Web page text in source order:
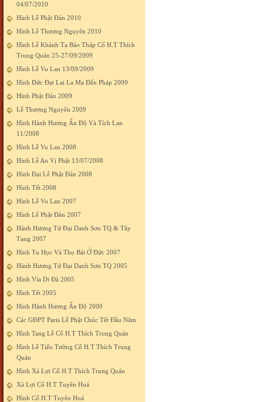
04/07/2010
Hình Lễ Phật Đản 2010
Hình Lễ Thượng Nguyên 2010
Hình Lễ Khánh Tạ Bảo Tháp Cố H.T Thích
Trung Quán 25-27/09/2009
Hình Lễ Vu Lan 13/09/2009
Hình Đức Đạt Lai La Ma Đến Pháp 2009
Hình Phật Đản 2009
Lễ Thượng Nguyên 2009
Hình Hành Hương Ấn Độ Và Tích Lan
11/2008
Hình Lễ Vu Lan 2008
Hình Lễ An Vị Phật 13/07/2008
Hình Đại Lễ Phật Đản 2008
Hình Tết 2008
Hình Lễ Vu Lan 2007
Hình Lễ Phật Đản 2007
Hành Hương Tứ Đại Danh Sơn TQ & Tây
Tạng 2007
Hình Tu Học Và Thọ Bát Ở Đức 2007
Hành Hương Tứ Đại Danh Sơn TQ 2005
Hình Vía Di Đà 2005
Hình Tết 2005
Hình Hành Hương Ấn Độ 2000
Các GĐPT Paris Lễ Phật Chúc Tết Đầu Năm
Hình Tang Lễ Cố H.T Thích Trung Quán
Hình Lễ Tiểu Tường Cố H.T Thích Trung
Quán
Hình Xá Lợi Cố H.T Thích Trung Quán
Xá Lợi Cố H.T Tuyên Hoá
Hình Cố H.T Tuyên Hoá